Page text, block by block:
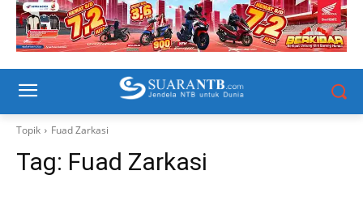
Topik Fuad Zarkasi
Tag: Fuad Zarkasi